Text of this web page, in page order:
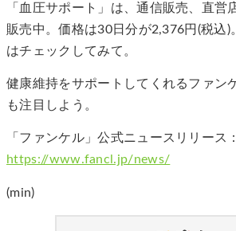
「血圧サポート」は、通信販売、直営
販売中。価格は30日分が2,376円(税込)
はチェックしてみて。
健康維持をサポートしてくれるファン
も注目しよう。
「ファンケル」公式ニュースリリース：
https://www.fancl.jp/news/
(min)